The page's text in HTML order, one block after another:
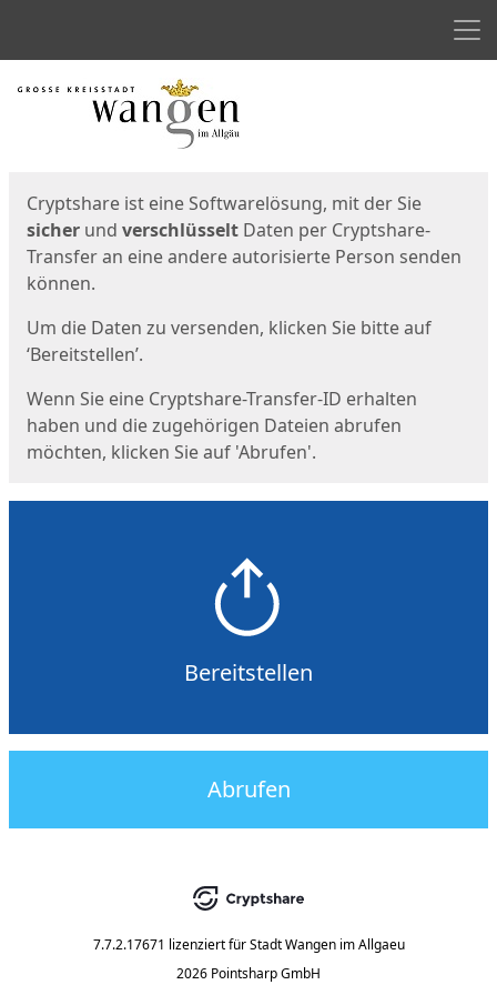
Start
Cryptshare ist eine Softwarelösung, mit der Sie
sicher und verschlüsselt Daten per Cryptshare-
Transfer an eine andere autorisierte Person senden
können.
Um die Daten zu versenden, klicken Sie bitte auf
‘Bereitstellen’.
Wenn Sie eine Cryptshare-Transfer-ID erhalten
haben und die zugehörigen Dateien abrufen
möchten, klicken Sie auf 'Abrufen'.
Bereitstellen
Abrufen
7.7.2.17671 lizenziert für Stadt Wangen im Allgaeu
2026 Pointsharp GmbH